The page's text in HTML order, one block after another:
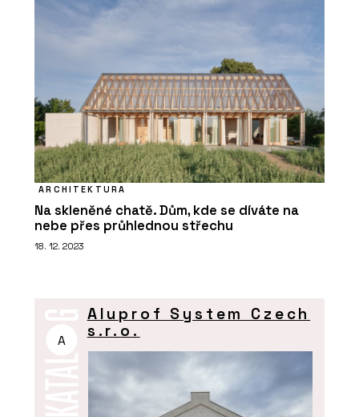
ARCHITEKTURA
Na skleněné chatě. Dům, kde se díváte na
nebe přes průhlednou střechu
18. 12. 2023
A
Aluprof System Czech
s.r.o.